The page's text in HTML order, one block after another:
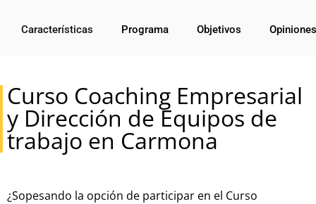
Características Programa Objetivos Opiniones
Curso Coaching Empresarial
y Dirección de Equipos de
trabajo en Carmona
¿Sopesando la opción de participar en el Curso